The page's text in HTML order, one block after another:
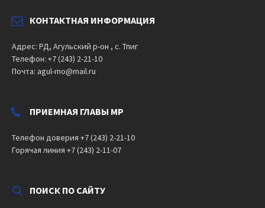
КОНТАКТНАЯ ИНФОРМАЦИЯ
Адрес: РД, Агульский р-он , с. Тпиг
Телефон: +7 (243) 2-21-10
Почта: agul-mo@mail.ru
ПРИЕМНАЯ ГЛАВЫ МР
Телефон доверия +7 (243) 2-21-10
Горячая линия +7 (243) 2-11-07
ПОИСК ПО САЙТУ